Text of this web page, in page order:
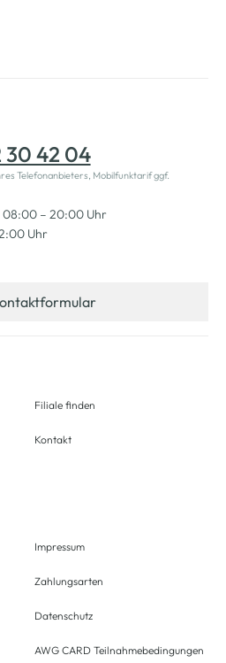
30 42 04
Telefonanbieters, Mobilfunktarif ggf.
08:00 – 20:00 Uhr
Uhr
Filiale finden
Kontakt
Impressum
Zahlungsarten
Datenschutz
AWG CARD Teilnahmebedingungen